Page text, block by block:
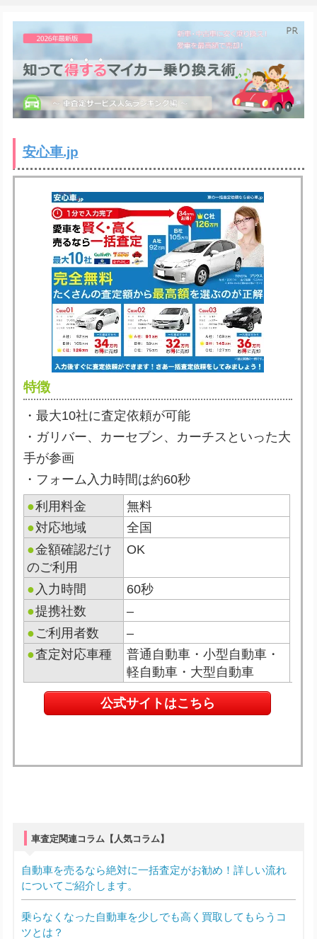
安心車.jp
特徴
・最大10社に査定依頼が可能
・ガリバー、カーセブン、カーチスといった大
手が参画
・フォーム入力時間は約60秒
●利用料金
無料
●対応地域
全国
●金額確認だけ
のご利用
OK
● 入力時間
60秒
●提携社数
–
● ご利用者数
–
●査定対応車種
普通自動車・小型自動車・
軽自動車・大型自動車
公式サイトはこちら
車査定関連コラム【人気コラム】
自動車を売るなら絶対に一括査定がお勧め！詳しい流れ
についてご紹介します。
乗らなくなった自動車を少しでも高く買取してもらうコ
ツとは？